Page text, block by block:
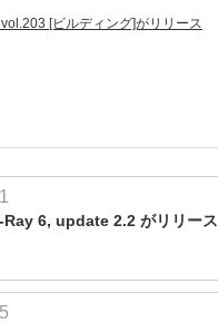
[ビルディング]がリリース
Ray 6, update 2.2 がリリース